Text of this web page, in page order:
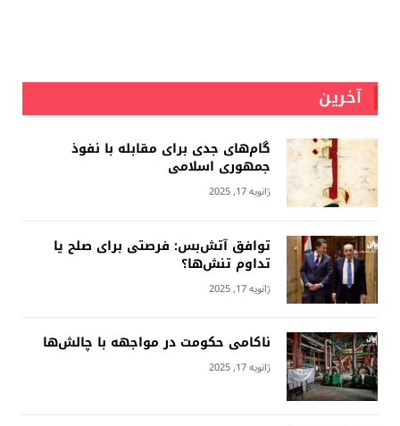
آخرین
گام‌های جدی برای مقابله با نفوذ
جمهوری اسلامى
ژانویه 17, 2025
توافق آتش‌بس: فرصتی برای صلح یا
تداوم تنش‌ها؟
ژانویه 17, 2025
ناکامی حکومت در مواجهه با چالش‌ها
ژانویه 17, 2025